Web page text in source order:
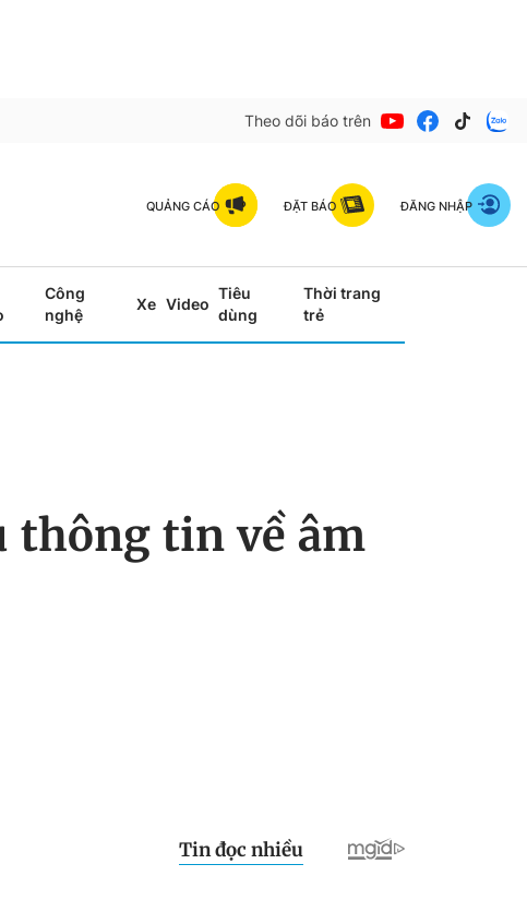
Theo dõi báo trên
QUẢNG CÁO ĐẶT BÁO ĐĂNG NHẬP
Công
nghệ
Xe Video
Tiêu
dùng
Thời trang
trẻ
thông tin về âm